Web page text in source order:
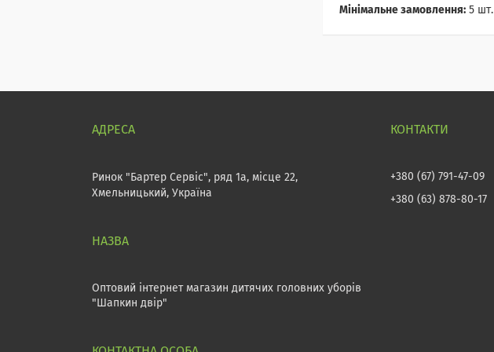
Мінімальне замовлення: 5 шт.
Ринок "Бартер Сервіс", ряд 1а, місце 22,
Хмельницький, Україна
Оптовий інтернет магазин дитячих головних уборів
"Шапкин двір"
+380 (67) 791-47-09
+380 (63) 878-80-17